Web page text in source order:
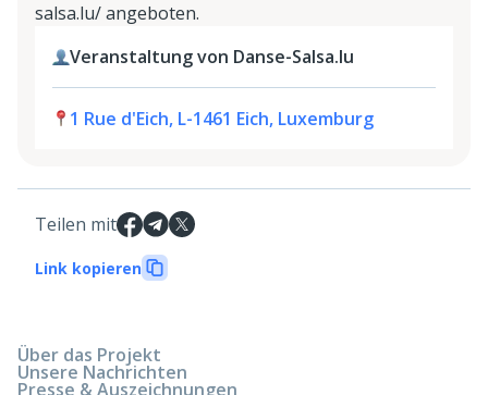
salsa.lu/ angeboten.
Veranstaltung von Danse-Salsa.lu
1 Rue d'Eich, L-1461 Eich, Luxemburg
Teilen mit
Link kopieren
Über das Projekt
Unsere Nachrichten
Presse & Auszeichnungen